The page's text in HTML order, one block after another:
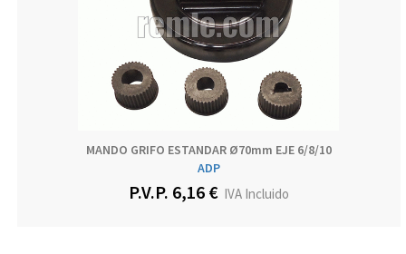
MANDO GRIFO ESTANDAR Ø70mm EJE 6/8/10
ADP
P.V.P. 6,16 €IVA Incluido